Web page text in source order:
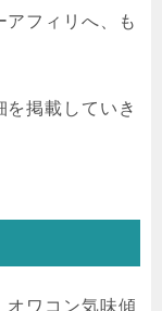
アフィリへ、も
を掲載していき
オワコン気味傾